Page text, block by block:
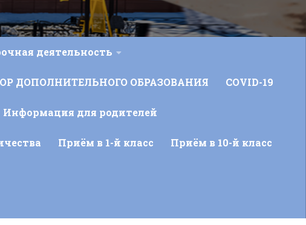
деятельность
ДОПОЛНИТЕЛЬНОГО ОБРАЗОВАНИЯ COVID-19
Информация для родителей
Приём в 1-й класс Приём в 10-й класс